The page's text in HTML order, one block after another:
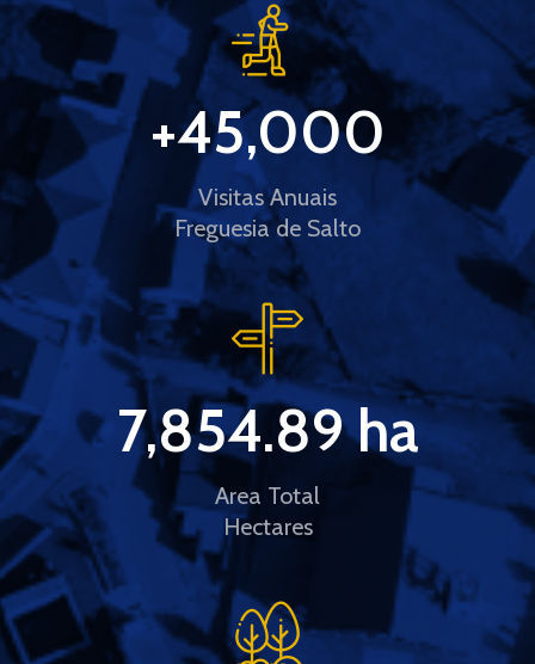
Visitas Anuais
Freguesia de Salto
+45,000
Area Total
Hectares
7,854.89 ha